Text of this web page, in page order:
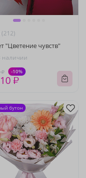
(212)
"Цветение чувств"
наличии
₽ -10%
₽
бутон